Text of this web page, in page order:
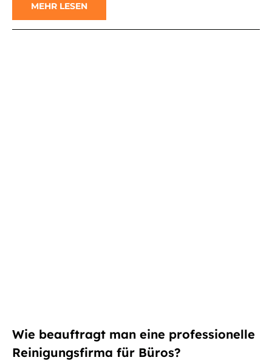
MEHR LESEN
Wie beauftragt man eine professionelle
Reinigungsfirma für Büros?